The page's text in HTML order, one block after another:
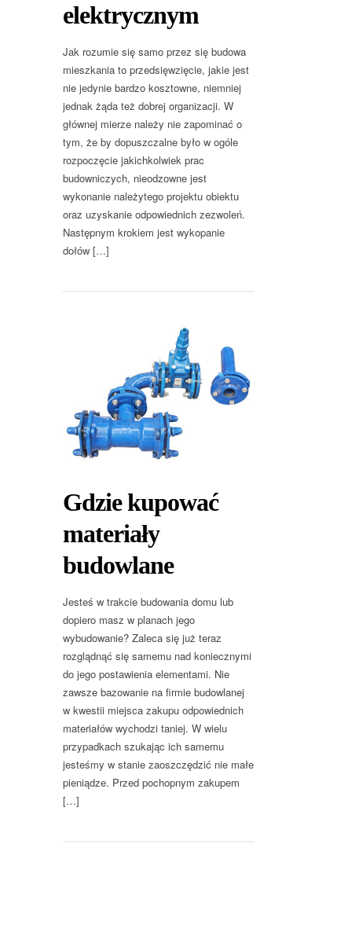
elektrycznym
Jak rozumie się samo przez się budowa
mieszkania to przedsięwzięcie, jakie jest
nie jedynie bardzo kosztowne, niemniej
jednak żąda też dobrej organizacji. W
głównej mierze należy nie zapominać o
tym, że by dopuszczalne było w ogóle
rozpoczęcie jakichkolwiek prac
budowniczych, nieodzowne jest
wykonanie należytego projektu obiektu
oraz uzyskanie odpowiednich zezwoleń.
Następnym krokiem jest wykopanie
dołów […]
Gdzie kupować
materiały
budowlane
Jesteś w trakcie budowania domu lub
dopiero masz w planach jego
wybudowanie? Zaleca się już teraz
rozglądnąć się samemu nad koniecznymi
do jego postawienia elementami. Nie
zawsze bazowanie na firmie budowlanej
w kwestii miejsca zakupu odpowiednich
materiałów wychodzi taniej. W wielu
przypadkach szukając ich samemu
jesteśmy w stanie zaoszczędzić nie małe
pieniądze. Przed pochopnym zakupem
[…]